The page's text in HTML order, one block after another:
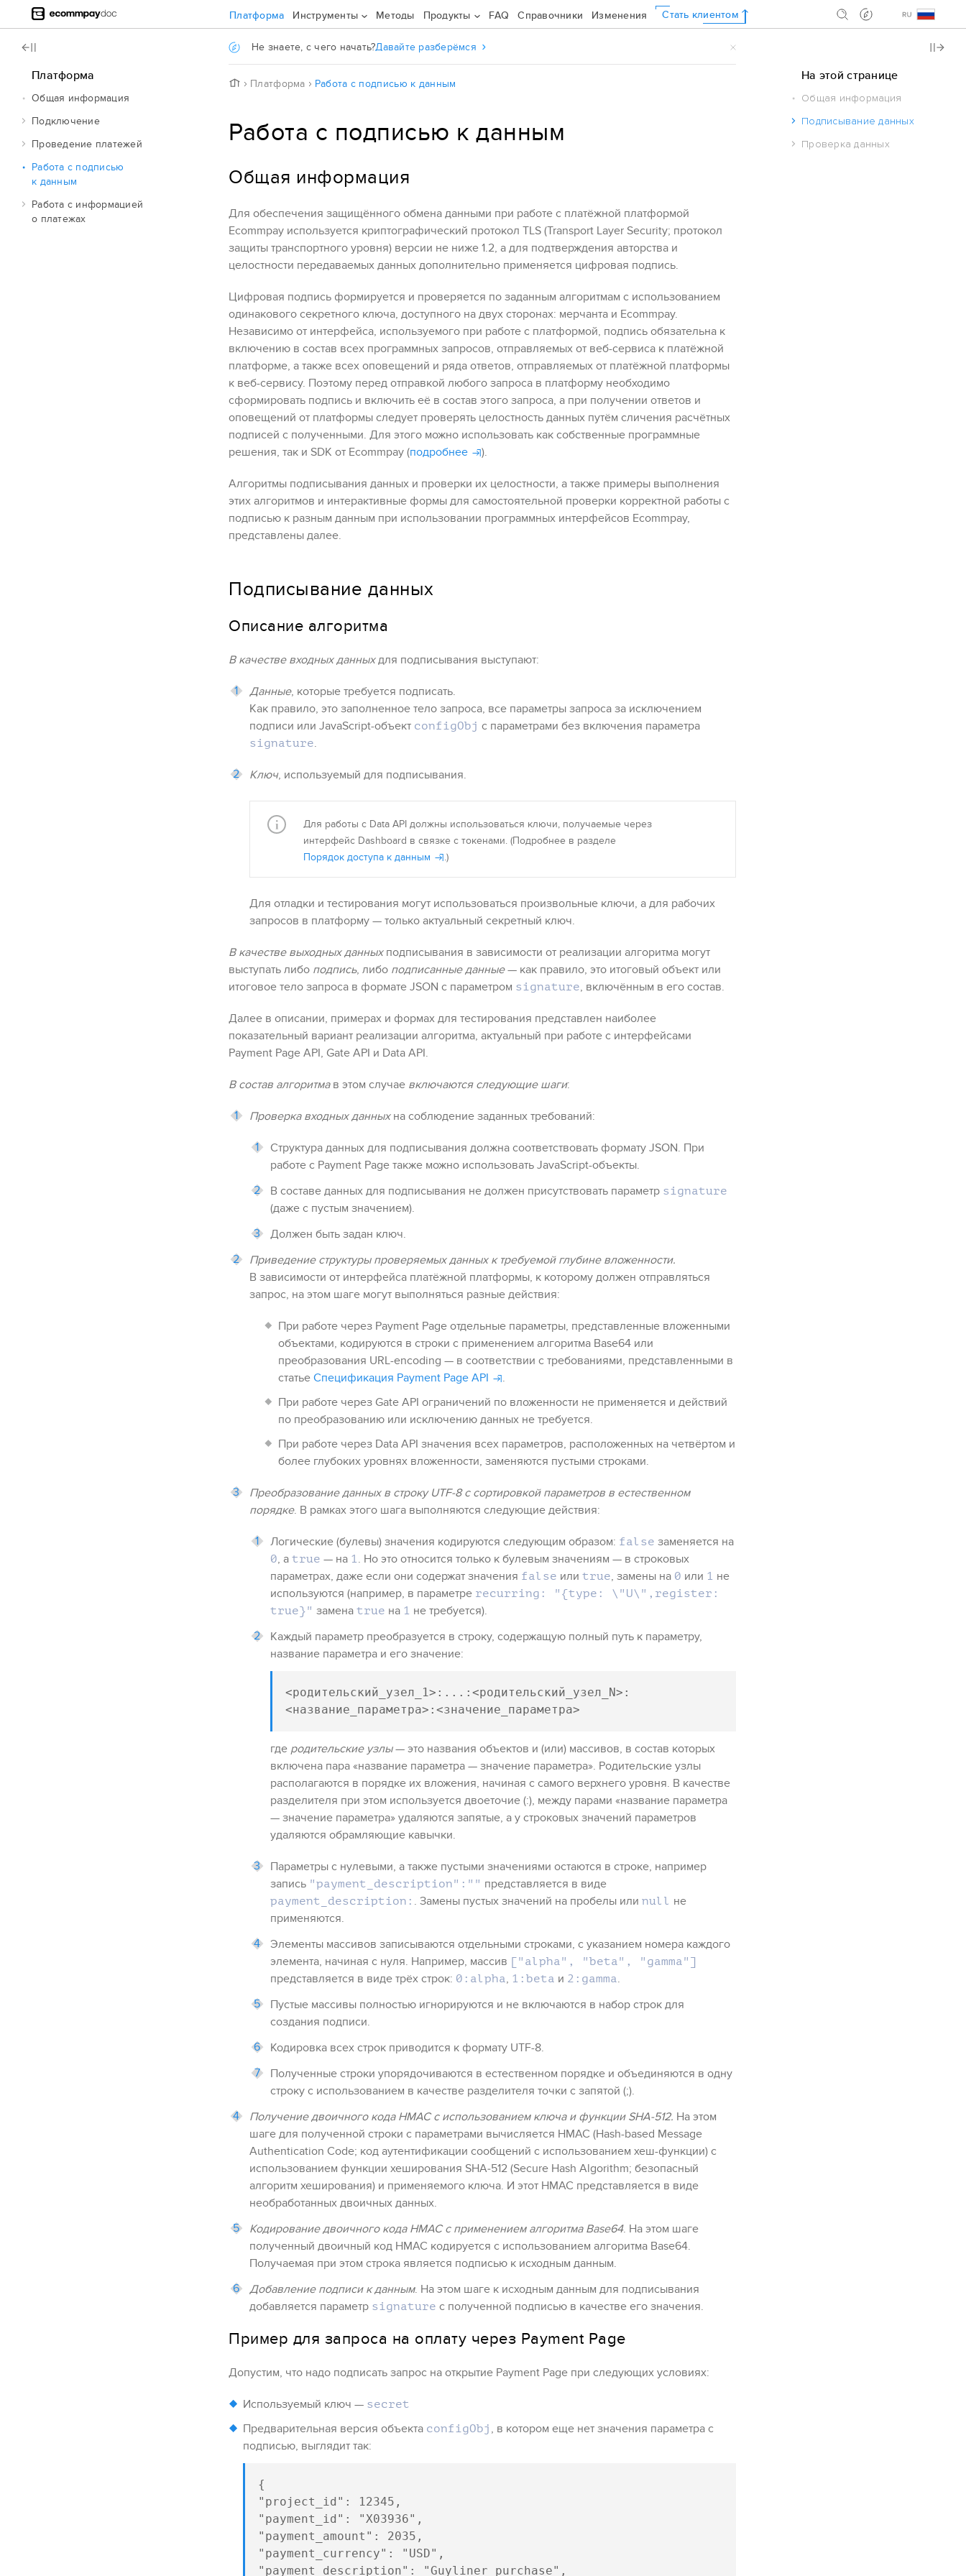
Jump to main content
Платформа Инструменты Методы Продукты FAQ Справочники Изменения Стать клиентом
Платформа
Общая информация
Подключение
Проведение платежей
Работа с подписью
к данным
Работа с информацией
о платежах
. Не знаете, с чего начать?Давайте разберёмся
H
Платформа Работа с подписью к данным
Работа с подписью к данным
Общая информация
Для обеспечения защищённого обмена данными при работе с платёжной платформой
Ecommpay используется криптографический протокол TLS (Transport Layer Security; протокол
защиты транспортного уровня) версии не ниже 1.2, а для подтверждения авторства и
целостности передаваемых данных дополнительно применяется цифровая подпись.
Цифровая подпись формируется и проверяется по заданным алгоритмам с использованием
одинакового секретного ключа, доступного на двух сторонах: мерчанта и Ecommpay.
Независимо от интерфейса, используемого при работе с платформой, подпись обязательна к
включению в состав всех программных запросов, отправляемых от веб-сервиса к платёжной
платформе, а также всех оповещений и ряда ответов, отправляемых от платёжной платформы
к веб-сервису. Поэтому перед отправкой любого запроса в платформу необходимо
сформировать подпись и включить её в состав этого запроса, а при получении ответов и
оповещений от платформы следует проверять целостность данных путём сличения расчётных
подписей с полученными. Для этого можно использовать как собственные программные
решения, так и SDK от Ecommpay (подробнее ).
Алгоритмы подписывания данных и проверки их целостности, а также примеры выполнения
этих алгоритмов и интерактивные формы для самостоятельной проверки корректной работы с
подписью к разным данным при использовании программных интерфейсов Ecommpay,
представлены далее.
Подписывание данных
Описание алгоритма
В качестве входных данныхдля подписывания выступают:
Данные, которые требуется подписать.
Как правило, это заполненное тело запроса, все параметры запроса за исключением
подписи или JavaScript-объект configObj с параметрами без включения параметра
signature.
Ключ, используемый для подписывания.
Для работы с Data API должны использоваться ключи, получаемые через
интерфейс Dashboard в связке с токенами. (Подробнее в разделе
Порядок доступа к данным
.)
Для отладки и тестирования могут использоваться произвольные ключи, а для рабочих
запросов в платформу — только актуальный секретный ключ.
В качестве выходных данныхподписывания в зависимости от реализации алгоритма могут
выступать либо подпись, либо подписанные данные— как правило, это итоговый объект или
итоговое тело запроса в формате JSON с параметром signature, включённым в его состав.
Далее в описании, примерах и формах для тестирования представлен наиболее
показательный вариант реализации алгоритма, актуальный при работе с интерфейсами
Payment Page API, Gate API и Data API.
В состав алгоритмав этом случае включаются следующие шаги:
Проверка входных данныхна соблюдение заданных требований:
Структура данных для подписывания должна соответствовать формату JSON. При
работе с Payment Page также можно использовать JavaScript-объекты.
В составе данных для подписывания не должен присутствовать параметр signature
(даже с пустым значением).
Должен быть задан ключ.
Приведение структуры проверяемых данных к требуемой глубине вложенности.
В зависимости от интерфейса платёжной платформы, к которому должен отправляться
запрос, на этом шаге могут выполняться разные действия:
При работе через Payment Page отдельные параметры, представленные вложенными
объектами, кодируются в строки с применением алгоритма Base64 или
преобразования URL-encoding — в соответствии с требованиями, представленными в
статье Спецификация Payment Page API
.
При работе через Gate API ограничений по вложенности не применяется и действий
по преобразованию или исключению данных не требуется.
При работе через Data API значения всех параметров, расположенных на четвёртом и
более глубоких уровнях вложенности, заменяются пустыми строками.
Преобразование данных в строку UTF-8 с сортировкой параметров в естественном
порядке. В рамках этого шага выполняются следующие действия:
Логические (булевы) значения кодируются следующим образом: false заменяется на
0, а true — на 1. Но это относится только к булевым значениям — в строковых
параметрах, даже если они содержат значения false или true, замены на 0 или 1 не
используются (например, в параметре recurring: "{type: \"U\",register:
true}" замена true на 1 не требуется).
Каждый параметр преобразуется в строку, содержащую полный путь к параметру,
название параметра и его значение:
<родительский_узел_1>:...:<родительский_узел_N>:
<название_параметра>:<значение_параметра>
где родительские узлы— это названия объектов и (или) массивов, в состав которых
включена пара «название параметра — значение параметра». Родительские узлы
располагаются в порядке их вложения, начиная с самого верхнего уровня. В качестве
разделителя при этом используется двоеточие (:), между парами «название параметра
— значение параметра» удаляются запятые, а у строковых значений параметров
удаляются обрамляющие кавычки.
Параметры с нулевыми, а также пустыми значениями остаются в строке, например
запись "payment_description":"" представляется в виде
payment_description: . Замены пустых значений на пробелы или null не
применяются.
Элементы массивов записываются отдельными строками, с указанием номера каждого
элемента, начиная с нуля. Например, массив ["alpha", "beta", "gamma"]
представляется в виде трёх строк: 0:alpha, 1:beta и 2:gamma.
Пустые массивы полностью игнорируются и не включаются в набор строк для
создания подписи.
Кодировка всех строк приводится к формату UTF-8.
Полученные строки упорядочиваются в естественном порядке и объединяются в одну
строку с использованием в качестве разделителя точки с запятой (;).
Получение двоичного кода HMAC с использованием ключа и функции SHA-512. На этом
шаге для полученной строки с параметрами вычисляется HMAC (Hash-based Message
Authentication Code; код аутентификации сообщений с использованием хеш-функции) с
использованием функции хеширования SHA‑512 (Secure Hash Algorithm; безопасный
алгоритм хеширования) и применяемого ключа. И этот HMAC представляется в виде
необработанных двоичных данных.
Кодирование двоичного кода HMAC с применением алгоритма Base64. На этом шаге
полученный двоичный код HMAC кодируется с использованием алгоритма Base64.
Получаемая при этом строка является подписью к исходным данным.
Добавление подписи к данным. На этом шаге к исходным данным для подписывания
добавляется параметр signature с полученной подписью в качестве его значения.
Пример для запроса на оплату через Payment Page
Допустим, что надо подписать запрос на открытие Payment Page при следующих условиях:
Используемый ключ — secret
Предварительная версия объекта configObj , в котором еще нет значения параметра с
подписью, выглядит так:
{
"project_id": 12345,
"payment_id": "X03936",
"payment_amount": 2035,
"payment_currency": "USD",
"payment_description": "Guyliner purchase",
На этой странице
Общая информация
Подписывание данных
Проверка данных